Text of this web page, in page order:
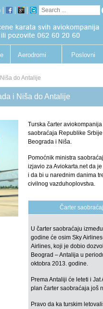
Aerodromi Poslovni
do Antalije
i Niša do Antalije
Turska čarter
saobraćaja Republike
Beograda i Niša.
Pomoćnik ministra
izjavio za Aviokarta.net da
i da bi u narednim danima
civilnog vazduhoplovstva.
Čarter
U čarter saobraćaju
godine će osim Sky
Airlines, koji je dobio
Beograd – Antalija u
oktobra 2013. godine.
Prema Antaliji će leteti i
plan čarter saobraćaja još
Pravo da ka turskim